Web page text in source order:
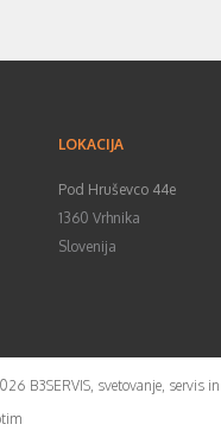
LOKACIJA
Pod Hruševco 44e
1360 Vrhnika
Slovenija
B3SERVIS, svetovanje, servis